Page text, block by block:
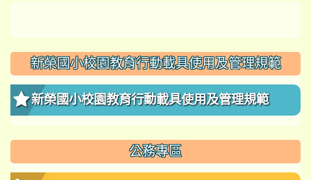
新榮國小校園教育行動載具使用及管理規範
新榮國小校園教育行動載具使用及管理規範
公務專區